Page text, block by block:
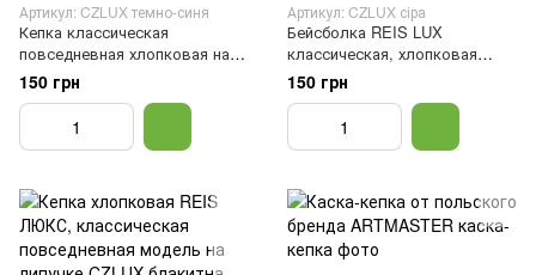
Артикул: CZLUX темно-синя
Кепка классическая
повседневная хлопковая на
липучке "ЛЮКС" от польского
бренда REIS, Темно-синий
150 грн
Артикул: CZLUX сіра
Бейсболка REIS LUX
классическая, хлопковая
рабочая кепка на липучке
150 грн